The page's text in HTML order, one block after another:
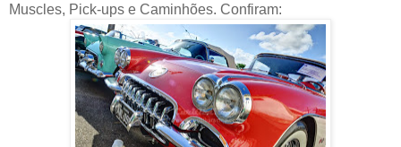
Muscles, Pick-ups e Caminhões. Confiram: